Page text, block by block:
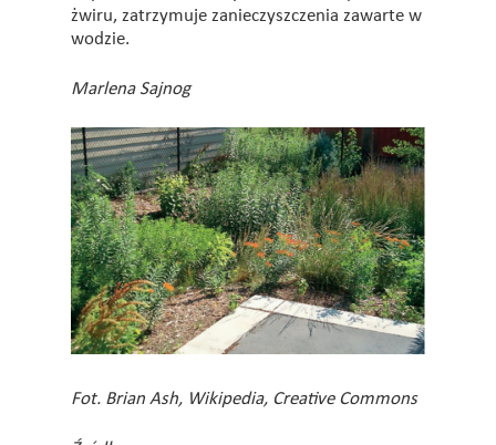
żwiru, zatrzymuje zanieczyszczenia zawarte w
wodzie.
Marlena Sajnog
Fot. Brian Ash, Wikipedia, Creative Commons